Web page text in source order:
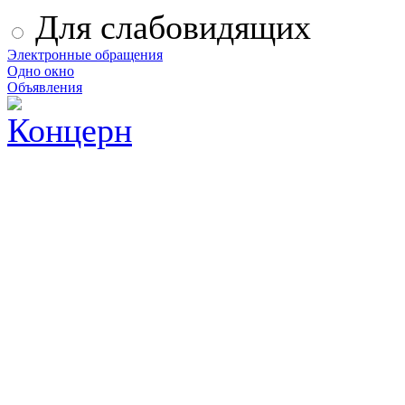
Для слабовидящих
Электронные обращения
Одно окно
Объявления